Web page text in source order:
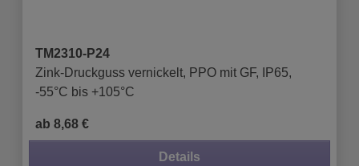
TM2310-P24
Zink-Druckguss vernickelt, PPO mit GF, IP65,
-55°C bis +105°C
ab 8,68 €
Details